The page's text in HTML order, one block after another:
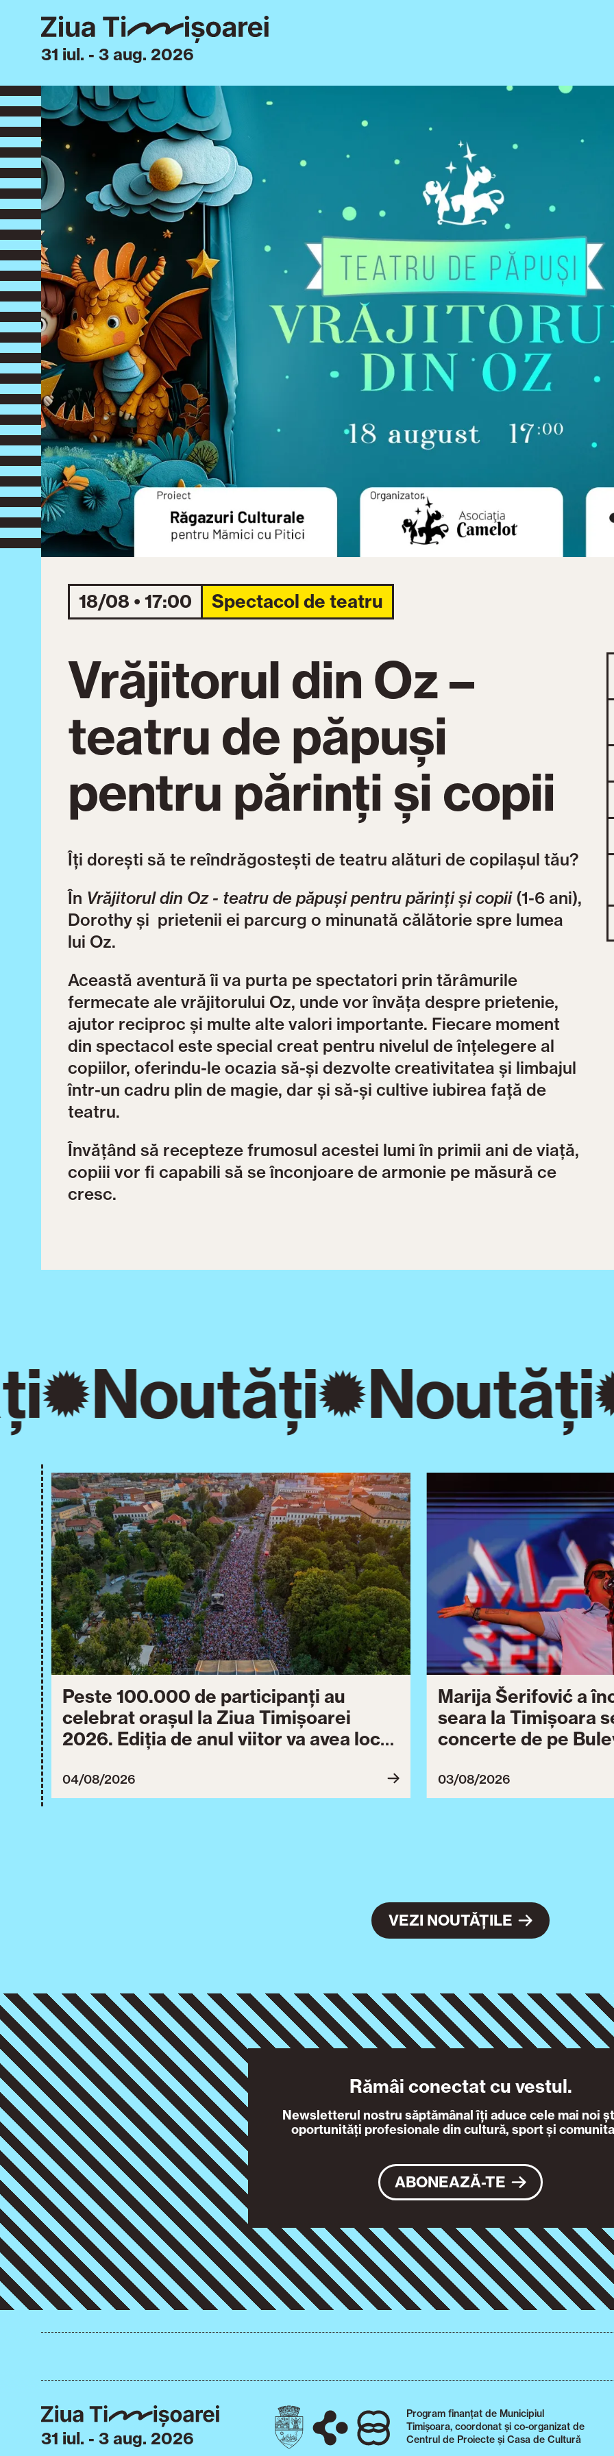
31 iul. - 3 aug. 2026
18/08 • 17:00 Spectacol de teatru
Vrăjitorul din Oz –
teatru de păpuși
pentru părinți și copii
Îți dorești să te reîndrăgostești de teatru alături de copilașul tău?
În Vrăjitorul din Oz - teatru de păpuși pentru părinți și copii(1-6 ani),
Dorothy și prietenii ei parcurg o minunată călătorie spre lumea
lui Oz.
Această aventură îi va purta pe spectatori prin tărâmurile
fermecate ale vrăjitorului Oz, unde vor învăța despre prietenie,
ajutor reciproc și multe alte valori importante. Fiecare moment
din spectacol este special creat pentru nivelul de înțelegere al
copiilor, oferindu-le ocazia să-și dezvolte creativitatea și limbajul
într-un cadru plin de magie, dar și să-și cultive iubirea față de
teatru.
Învățând să recepteze frumosul acestei lumi în primii ani de viață,
copiii vor fi capabili să se înconjoare de armonie pe măsură ce
cresc.
Noutăți Noutăți
Peste 100.000 de participanți au
celebrat orașul la Ziua Timișoarei
2026. Ediția de anul viitor va avea loc
04/08/2026
Marija Šerifović a
seara la Timișoara
concerte de pe
Ziua Timișoarei
ultimă serie de
03/08/2026
VEZI NOUTĂȚILE
Rămâi conectat cu vestul.
Newsletterul nostru săptămânal îți aduce cele mai noi
oportunități profesionale din cultură, sport și
ABONEAZĂ-TE
31 iul. - 3 aug. 2026
Program finanțat de Municipiul
Timișoara, coordonat și co-organizat de
Centrul de Proiecte și Casa de Cultură